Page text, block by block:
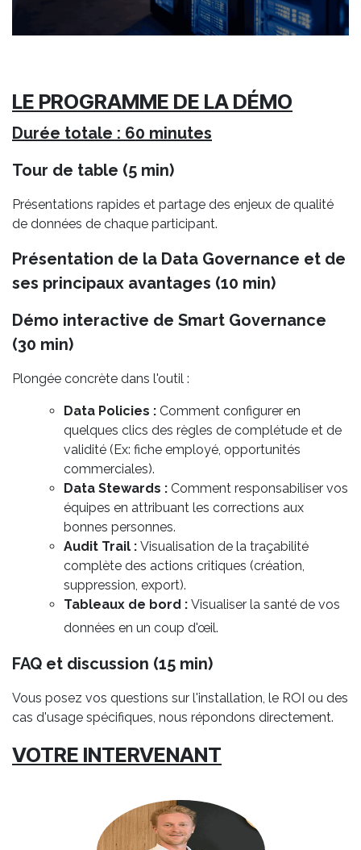
LE PROGRAMME DE LA DÉMO
Durée totale : 60 minutes
Tour de table (5 min)
Présentations rapides et partage des enjeux de qualité
de données de chaque participant.
Présentation de la Data Governance et de
ses principaux avantages (10 min)
Démo interactive de Smart Governance
(30 min)
Plongée concrète dans l'outil :
Data Policies : Comment configurer en
quelques clics des règles de complétude et de
validité (Ex: fiche employé, opportunités
commerciales).
Data Stewards : Comment responsabiliser vos
équipes en attribuant les corrections aux
bonnes personnes.
Audit Trail : Visualisation de la traçabilité
complète des actions critiques (création,
suppression, export).
Tableaux de bord : Visualiser la santé de vos
données en un coup d'œil.
FAQ et discussion (15 min)
Vous posez vos questions sur l'installation, le ROI ou des
cas d'usage spécifiques, nous répondons directement.
VOTRE INTERVENANT